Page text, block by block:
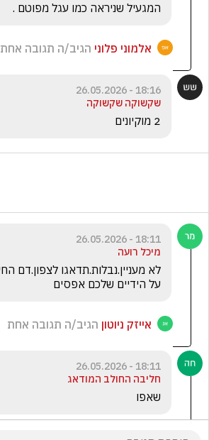
המגעיל שניראה כמו עגל מפוטם .
אלמוני פלוני הגיב/ה תגובה אחת
18:16 - 26.05.2026
שקשוקה שקשוקה
2 מוקיונים
18:11 - 26.05.2026
מיכל רועה
על הידיים שלכם אפסים
אייזק ניוטון הגיב/ה תגובה אחת
18:11 - 26.05.2026
חליבה החולב המודאג
שאפו
אלמוני פלוני